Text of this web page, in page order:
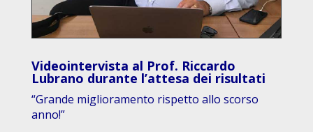
Videointervista al Prof. Riccardo
Lubrano durante l’attesa dei risultati
“Grande miglioramento rispetto allo scorso
anno!”